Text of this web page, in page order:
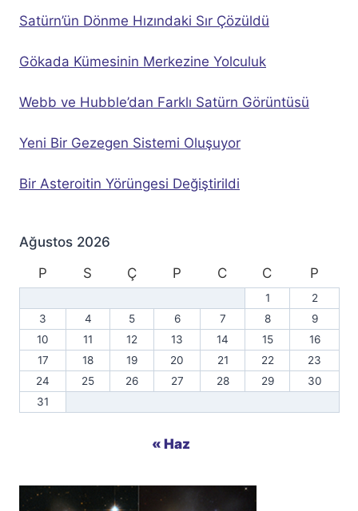
Satürn’ün Dönme Hızındaki Sır Çözüldü
Gökada Kümesinin Merkezine Yolculuk
Webb ve Hubble’dan Farklı Satürn Görüntüsü
Yeni Bir Gezegen Sistemi Oluşuyor
Bir Asteroitin Yörüngesi Değiştirildi
Ağustos 2026
P
S Ç P C C P
1
2
3
4 5 6 7 8
9
10
11 12 13 14 15
16
17
18 19 20 21 22
23
24
25 26 27 28 29
30
31
« Haz